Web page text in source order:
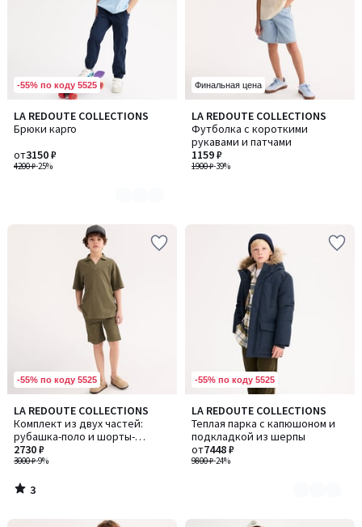
-55% по коду 5525
LA REDOUTE COLLECTIONS
Брюки карго
4200 ₽-25%
от3150 ₽
Количество
цветов:
Финальная цена
LA REDOUTE COLLECTIONS
Футболка с короткими
рукавами и патчами
1900 ₽-39%
1159 ₽
-55% по коду 5525
LA REDOUTE COLLECTIONS
Комплект из двух частей:
рубашка-поло и шорты-
бермуды
3000 ₽-9%
2730 ₽
3
/
5
3
/
-55% по коду 5525
LA REDOUTE COLLECTIONS
Теплая парка с капюшоном и
подкладкой из шерпы
9800 ₽-24%
от7448 ₽
Количество
цветов:
2